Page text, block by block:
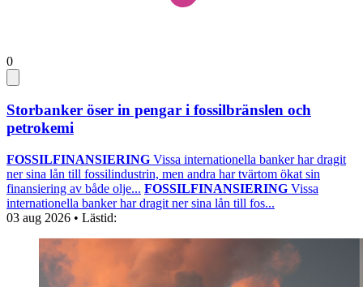
0
Storbanker öser in pengar i fossilbränslen och
petrokemi
FOSSILFINANSIERING Vissa internationella banker har dragit
ner sina lån till fossilindustrin, men andra har tvärtom ökat sin
finansiering av både olje... FOSSILFINANSIERING Vissa
internationella banker har dragit ner sina lån till fos...
03 aug 2026 • Lästid: